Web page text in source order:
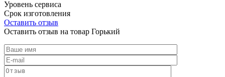
Уровень сервиса
Срок изготовления
Оставить отзыв
Оставить отзыв на товар Горький